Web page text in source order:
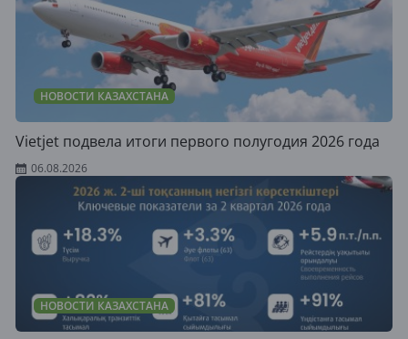
НОВОСТИ КАЗАХСТАНА
Vietjet подвела итоги первого полугодия 2026 года
06.08.2026
НОВОСТИ КАЗАХСТАНА